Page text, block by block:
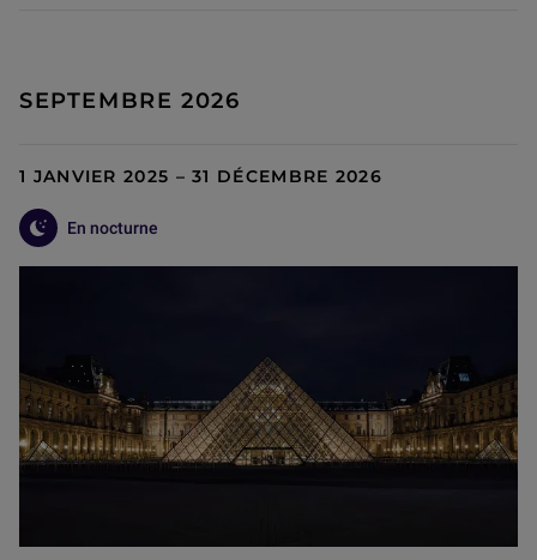
SEPTEMBRE 2026
1 JANVIER 2025 – 31 DÉCEMBRE 2026
En nocturne